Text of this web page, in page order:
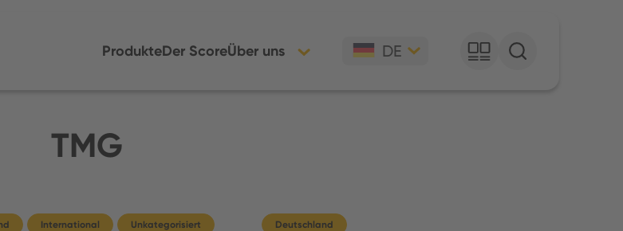
ProdukteDer ScoreÜber uns DE
TMG
International Unkategorisiert Deutschland